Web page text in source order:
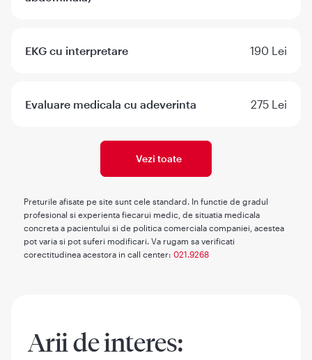
EKG cu interpretare 190 Lei
Evaluare medicala cu adeverinta 275 Lei
Vezi toate
Preturile afisate pe site sunt cele standard. In functie de gradul
profesional si experienta fiecarui medic, de situatia medicala
concreta a pacientului si de politica comerciala companiei, acestea
pot varia si pot suferi modificari. Va rugam sa verificati
corectitudinea acestora in call center: 021.9268
Arii de interes: